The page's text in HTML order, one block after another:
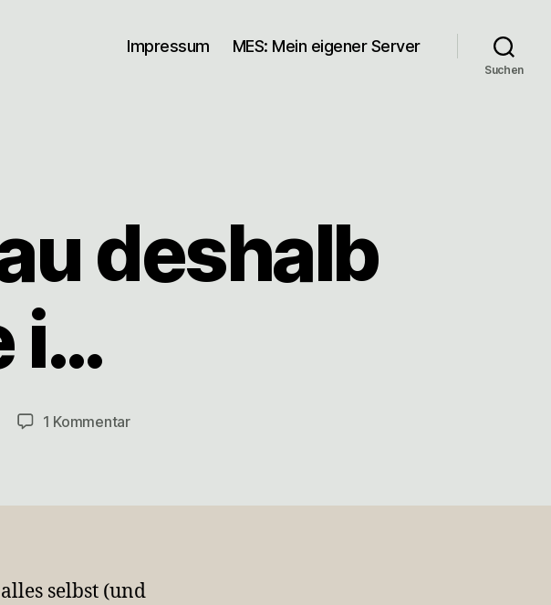
Impressum MES: Mein eigener Server
Suchen
deshalb
i…
1 Kommentarzu
mache
selbst (und